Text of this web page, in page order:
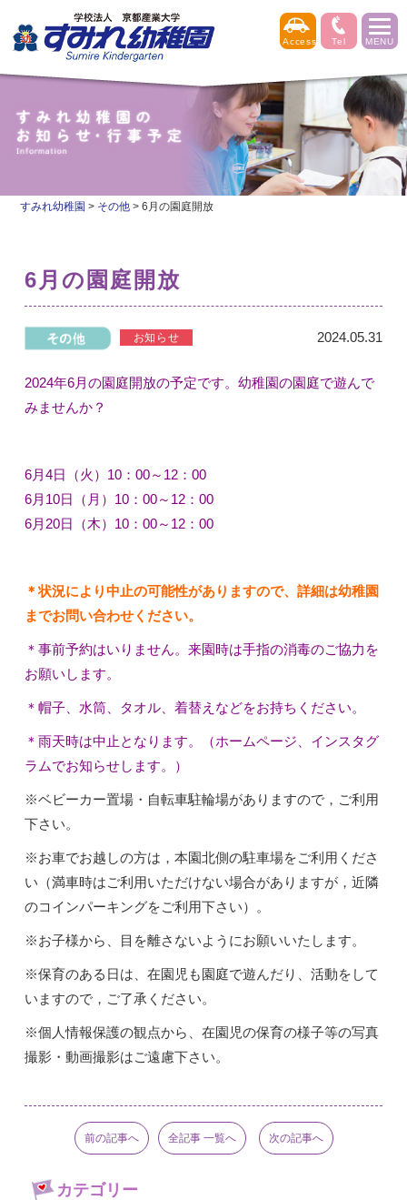
すみれ幼稚園 > その他 >6月の園庭開放
6月の園庭開放
2024.05.31
2024年6月の園庭開放の予定です。幼稚園の園庭で遊んで
みませんか？
6月4日（火）10：00～12：00
6月10日（月）10：00～12：00
6月20日（木）10：00～12：00
＊状況により中止の可能性がありますので、詳細は幼稚園
までお問い合わせください。
＊事前予約はいりません。来園時は手指の消毒のご協力を
お願いします。
＊帽子、水筒、タオル、着替えなどをお持ちください。
＊雨天時は中止となります。（ホームページ、インスタグ
ラムでお知らせします。）
※ベビーカー置場・自転車駐輪場がありますので，ご利用
下さい。
※お車でお越しの方は，本園北側の駐車場をご利用くださ
い（満車時はご利用いただけない場合がありますが，近隣
のコインパーキングをご利用下さい）。
※お子様から、目を離さないようにお願いいたします。
※保育のある日は、在園児も園庭で遊んだり、活動をして
いますので，ご了承ください。
※個人情報保護の観点から、在園児の保育の様子等の写真
撮影・動画撮影はご遠慮下さい。
前の記事へ 全記事 一覧へ 次の記事へ
カテゴリー